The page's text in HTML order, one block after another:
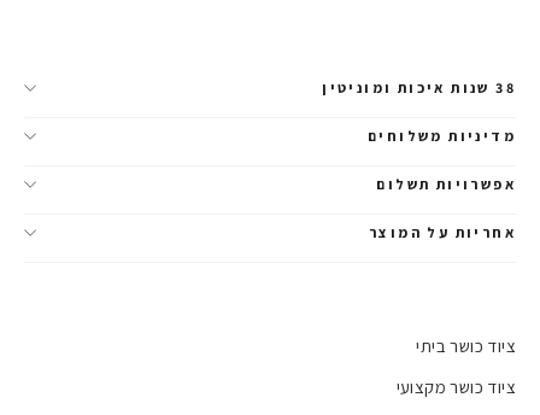
38 שנות איכות ומוניטין
מדיניות משלוחים
אפשרויות תשלום
אחריות על המוצר
ציוד כושר ביתי
ציוד כושר מקצועי